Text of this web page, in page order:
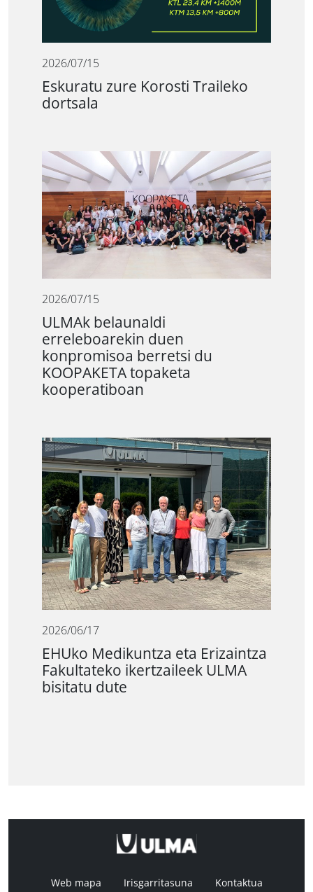
2026/07/15
Eskuratu zure Korosti Traileko
dortsala
2026/07/15
ULMAk belaunaldi
erreleboarekin duen
konpromisoa berretsi du
KOOPAKETA topaketa
kooperatiboan
2026/06/17
EHUko Medikuntza eta Erizaintza
Fakultateko ikertzaileek ULMA
bisitatu dute
Web mapa Irisgarritasuna Kontaktua